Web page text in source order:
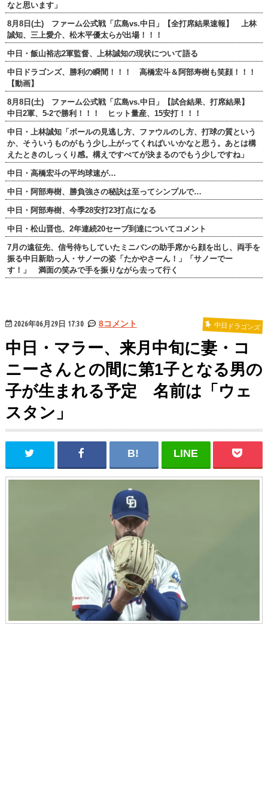
なと思います」
8月8日(土) ファーム公式戦「広島vs.中日」【全打席結果速報】 上林
誠知、三上愛介、松木平優太らが出場！！！
中日・飯山裕志2軍監督、上林誠知の現状について語る
中日ドラゴンズ、勝利の瞬間！！！ 高橋宏斗＆阿部寿樹も笑顔！！！
【動画】
8月8日(土) ファーム公式戦「広島vs.中日」【試合結果、打席結果】
中日2軍、5-2で勝利！！！ ヒット量産、15安打！！！
中日・上林誠知「ボールの見逃し方、ファウルのし方、打球の質という
か、そういうものがもう少し上がってくればいいかなと思う。あとは構
えたときのしっくり感。構えですべてが決まるのでもう少しですね」
中日・高橋宏斗の平均球速が…
中日・阿部寿樹、勝負強さの秘訣は至ってシンプルで…
中日・阿部寿樹、今季28安打23打点になる
中日・松山晋也、2年連続20セーブ到達についてコメント
7月の遠征先、信号待ちしていたミニバンの助手席から顔を出し、両手を
振る中日新助っ人・サノーの姿「たかやさーん！」「サノーでー
す！」 満面の笑みで手を振りながら去って行く
2026年06月29日 17:30 8コメント 中日ドラゴンズ
中日・マラー、来月中旬に妻・コ
ニーさんとの間に第1子となる男の
子が生まれる予定 名前は「ウェ
スタン」